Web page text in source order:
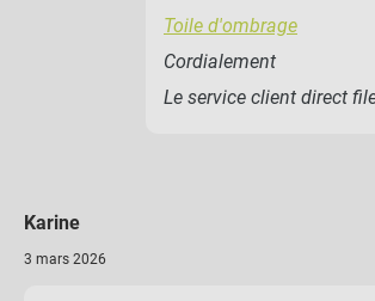
Toile d'ombrage
Cordialement
Le service client direct
Karine
3 mars 2026